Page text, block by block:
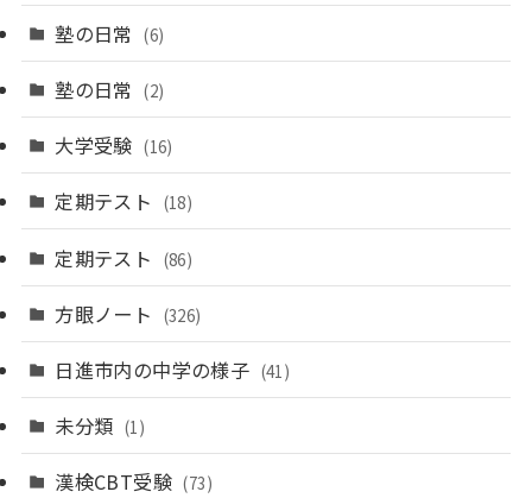
塾の日常 (6)
塾の日常 (2)
大学受験 (16)
定期テスト (18)
定期テスト (86)
方眼ノート (326)
日進市内の中学の様子 (41)
未分類 (1)
漢検CBT受験 (73)